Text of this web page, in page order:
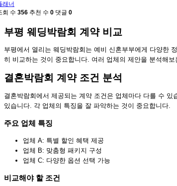
래너
회 수 356 추천 수 0 댓글 0
부평 웨딩박람회 계약 비교
부평에서 열리는 웨딩박람회는 예비 신혼부부에게 다양한
히 비교하는 것이 중요합니다. 여러 업체의 제안을 분석해보
결혼박람회 계약 조건 분석
결혼박람회에서 제공되는 계약 조건은 업체마다 다를 수
있습니다. 각 업체의 특징을 잘 파악하는 것이 중요합니다.
주요 업체 특징
업체 A: 특별 할인 혜택 제공
업체 B: 맞춤형 패키지 구성
업체 C: 다양한 옵션 선택 가능
비교해야 할 조건